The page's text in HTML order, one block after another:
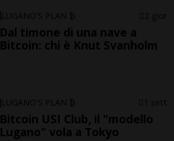
LUGANO'S PLAN ₿ 2 gior
Dal timone di una nave a
Bitcoin: chi è Knut Svanholm
LUGANO'S PLAN ₿ 1 sett
Bitcoin USI Club, il "modello
Lugano" vola a Tokyo